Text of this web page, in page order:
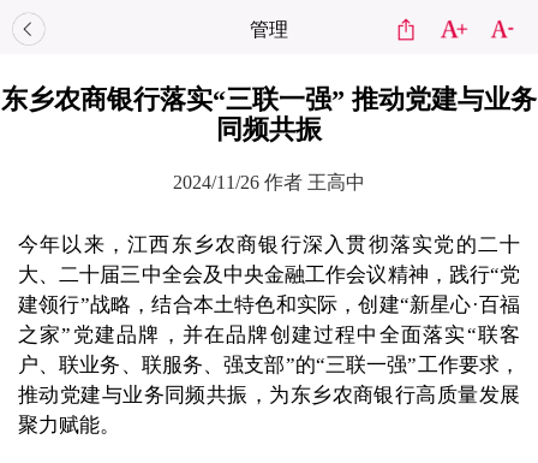
管理
东乡农商银行落实“三联一强” 推动党建与业务
同频共振
2024/11/26 作者 王高中
今年以来，江西东乡农商银行深入贯彻落实党的二十
大、二十届三中全会及中央金融工作会议精神，践行“党
建领行”战略，结合本土特色和实际，创建“新星心·百福
之家”党建品牌，并在品牌创建过程中全面落实“联客
户、联业务、联服务、强支部”的“三联一强”工作要求，
推动党建与业务同频共振，为东乡农商银行高质量发展
聚力赋能。